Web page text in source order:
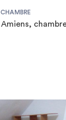
Privé 331,
CHAMBRE